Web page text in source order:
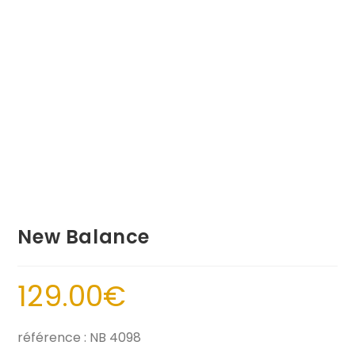
New Balance
129.00€
référence : NB 4098